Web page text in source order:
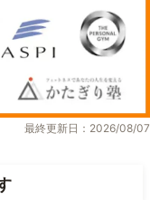
最終更新日：2026/08/07